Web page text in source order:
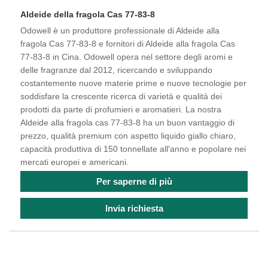
Aldeide della fragola Cas 77-83-8
Odowell è un produttore professionale di Aldeide alla
fragola Cas 77-83-8 e fornitori di Aldeide alla fragola Cas
77-83-8 in Cina. Odowell opera nel settore degli aromi e
delle fragranze dal 2012, ricercando e sviluppando
costantemente nuove materie prime e nuove tecnologie per
soddisfare la crescente ricerca di varietà e qualità dei
prodotti da parte di profumieri e aromatieri. La nostra
Aldeide alla fragola cas 77-83-8 ha un buon vantaggio di
prezzo, qualità premium con aspetto liquido giallo chiaro,
capacità produttiva di 150 tonnellate all'anno e popolare nei
mercati europei e americani.
Per saperne di più
Invia richiesta